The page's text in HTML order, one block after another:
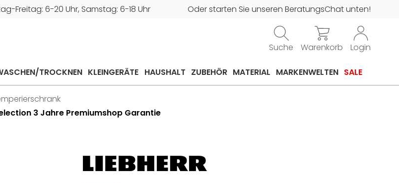
Freitag: 6-20 Uhr, Samstag: 6-18 Uhr Oder starten Sie unseren BeratungsChat unten!
Suche Warenkorb Login
TROCKNEN KLEINGERÄTE HAUSHALT ZUBEHÖR MATERIAL MARKENWELTEN SALE
3 Jahre Premiumshop Garantie